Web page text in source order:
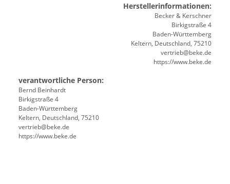
Herstellerinformationen:
Becker & Kerschner
Birkigstraße 4
Baden-Württemberg
Keltern, Deutschland, 75210
vertrieb@beke.de
https://www.beke.de
verantwortliche Person:
Bernd Beinhardt
Birkigstraße 4
Baden-Württemberg
Keltern, Deutschland, 75210
vertrieb@beke.de
https://www.beke.de